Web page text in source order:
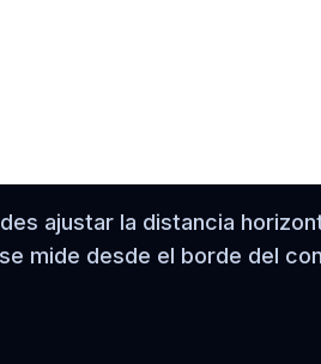
ajustar la distancia
mide desde el borde del